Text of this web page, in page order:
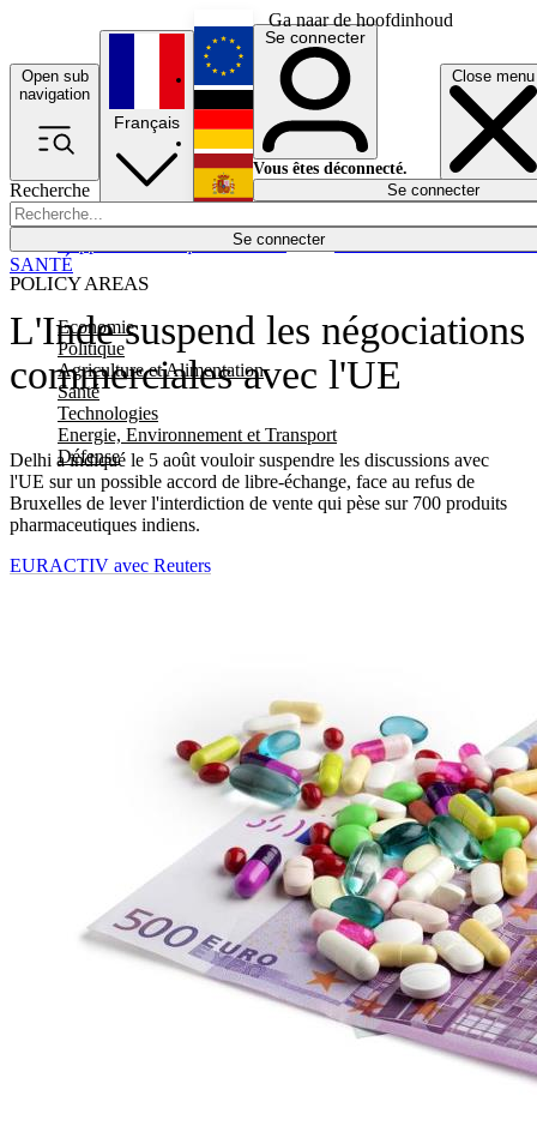
Ga naar de hoofdinhoud
Open sub
navigation
Close menu
Recherche
Se connecter
POLICY AREAS
Economie
Politique
Agriculture et Alimentation
Santé
Technologies
Energie, Environnement et Transport
Défense
Économie
Français
English
Deutsch
Español
Se connecter
Vous êtes déconnecté.
Se connecter
L'Inde suspend les négociations
commerciales avec l'UE
Delhi a indiqué le 5 août vouloir suspendre les discussions avec
l'UE sur un possible accord de libre-échange, face au refus de
Bruxelles de lever l'interdiction de vente qui pèse sur 700 produits
pharmaceutiques indiens.
SANTÉ
EURACTIV avec Reuters